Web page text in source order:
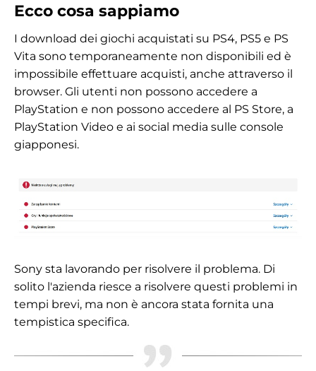
Ecco cosa sappiamo
I download dei giochi acquistati su PS4, PS5 e PS
Vita sono temporaneamente non disponibili ed è
impossibile effettuare acquisti, anche attraverso il
browser. Gli utenti non possono accedere a
PlayStation e non possono accedere al PS Store, a
PlayStation Video e ai social media sulle console
giapponesi.
Sony sta lavorando per risolvere il problema. Di
solito l'azienda riesce a risolvere questi problemi in
tempi brevi, ma non è ancora stata fornita una
tempistica specifica.